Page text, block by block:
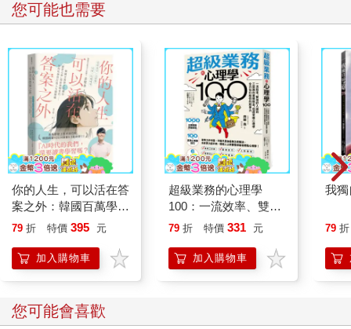
您可能也需要
你的人生，可以活在答
案之外：韓國百萬學子
信賴的「讀書之神」寫
學習打造人生選擇權
79 折 特價 395 元
加入購物車
超級業務的心理學
100：一流效率、雙倍
好人緣到三級跳的業績
全方位升級你的競爭力
79 折 特價 331 元
加入購物車
我獨
79 折
您可能會喜歡